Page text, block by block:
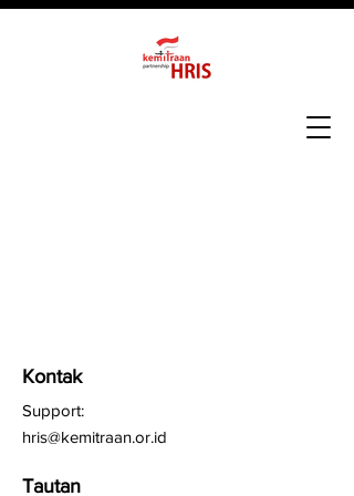
Kontak
Support:
hris@kemitraan.or.id
Tautan